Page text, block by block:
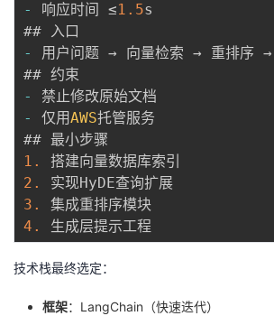
-
响应时间 ≤1.5s
-
用户问题 → 向量检索 → 重排序 →
-
-
仅用AWS托管服务
1.
2.
3.
4.
技术栈最终选定：
框架：LangChain（快速迭代）